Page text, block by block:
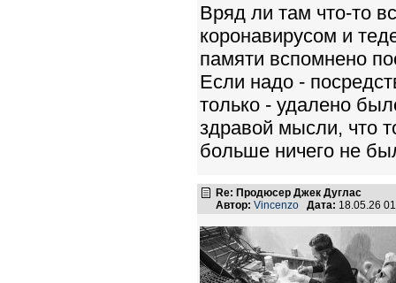
Вряд ли там что-то
коронавирусом и
памяти вспомнено
Если надо -
только - удалено
здравой мысли, что
больше ничего не
Re: Продюсер Джек Дуглас
Автор: Vincenzo Дата: 18.05.26